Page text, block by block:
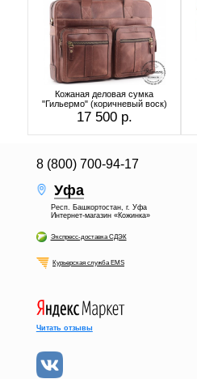
Кожаная деловая сумка
"Гильермо" (коричневый воск)
17 500 р.
8 (800) 700-94-17
Уфа
Респ. Башкортостан, г. Уфа
Интернет-магазин «Кожинка»
Экспресс-доставка СДЭК
Курьерская служба EMS
Читать отзывы